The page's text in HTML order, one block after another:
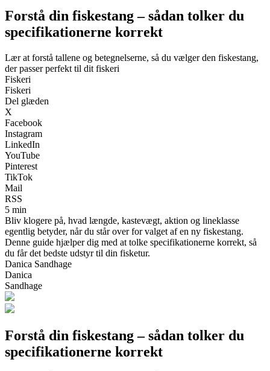
Forstå din fiskestang – sådan tolker du
specifikationerne korrekt
Lær at forstå tallene og betegnelserne, så du vælger den fiskestang,
der passer perfekt til dit fiskeri
Fiskeri
Fiskeri
Del glæden
X
Facebook
Instagram
LinkedIn
YouTube
Pinterest
TikTok
Mail
RSS
5 min
Bliv klogere på, hvad længde, kastevægt, aktion og lineklasse
egentlig betyder, når du står over for valget af en ny fiskestang.
Denne guide hjælper dig med at tolke specifikationerne korrekt, så
du får det bedste udstyr til din fisketur.
Danica Sandhage
Danica
Sandhage
Forstå din fiskestang – sådan tolker du
specifikationerne korrekt